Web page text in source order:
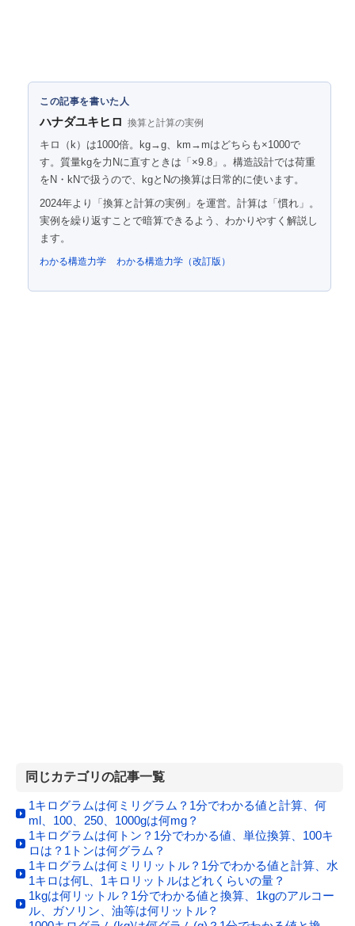
この記事を書いた人
ハナダユキヒロ 換算と計算の実例
キロ（k）は1000倍。kg→g、km→mはどちらも×1000で
す。質量kgを力Nに直すときは「×9.8」。構造設計では荷重
をN・kNで扱うので、kgとNの換算は日常的に使います。
2024年より「換算と計算の実例」を運営。計算は「慣れ」。
実例を繰り返すことで暗算できるよう、わかりやすく解説し
ます。
わかる構造力学 わかる構造力学（改訂版）
同じカテゴリの記事一覧
1キログラムは何ミリグラム？1分でわかる値と計算、何
ml、100、250、1000gは何mg？
1キログラムは何トン？1分でわかる値、単位換算、100キ
ロは？1トンは何グラム？
1キログラムは何ミリリットル？1分でわかる値と計算、水
1キロは何L、1キロリットルはどれくらいの量？
1kgは何リットル？1分でわかる値と換算、1kgのアルコー
ル、ガソリン、油等は何リットル？